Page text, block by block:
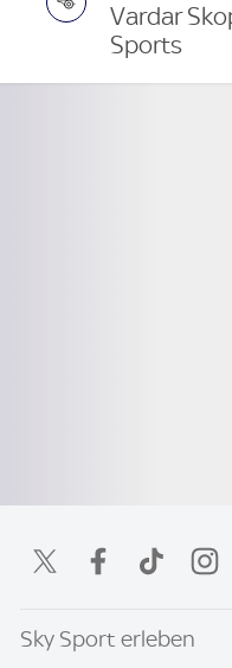
Vardar
Sports
Sky Sport erleben